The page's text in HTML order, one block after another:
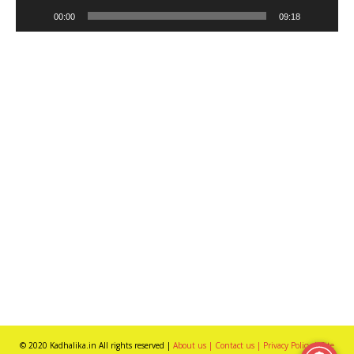
00:00 09:18
© 2020 Kadhalika.in All rights reserved | About us | Contact us | Privacy Policy |Site